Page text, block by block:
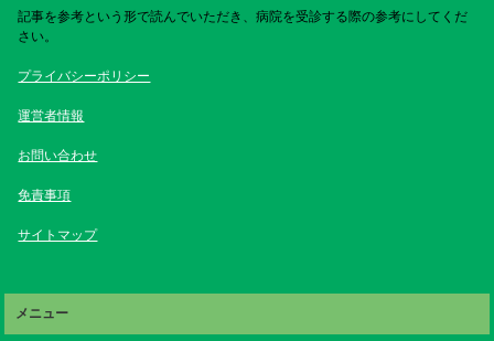
記事を参考という形で読んでいただき、病院を受診する際の参考にしてくだ
さい。
プライバシーポリシー
運営者情報
お問い合わせ
免責事項
サイトマップ
メニュー